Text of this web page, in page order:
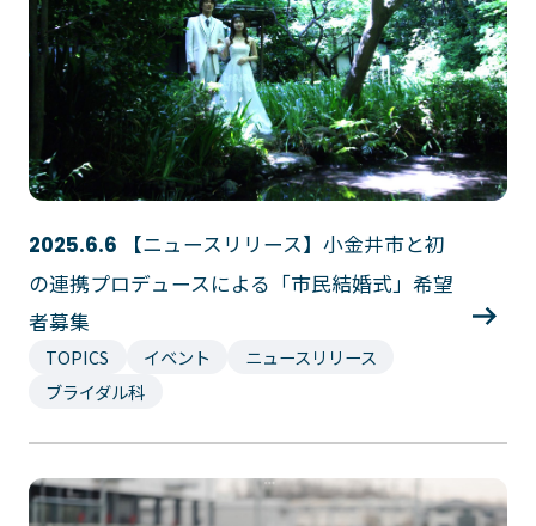
2025.6.6
【ニュースリリース】小金井市と初
の連携プロデュースによる「市民結婚式」希望
者募集
TOPICS イベント
ニュースリリース
ブライダル科